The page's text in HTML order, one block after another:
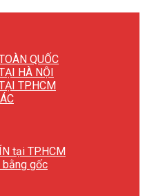
QUỐC
HÀ NỘI
TP.HCM
tại TP.HCM
bằng gốc